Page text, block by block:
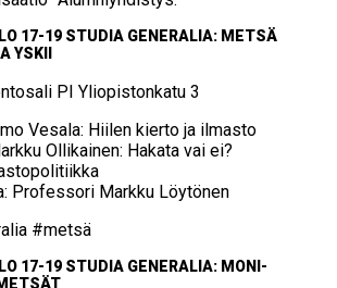
17-19 STU­DIA GE­NE­RA­LIA: MET­SÄ
YS­KII
PI Yli­opis­ton­ka­tu 3
Vesala: Hiilen kierto ja ilmasto
Ollikainen: Hakata vai ei?
Professori Markku Löytönen
#metsä
17-19 STU­DIA GE­NE­RA­LIA: MO­NI­